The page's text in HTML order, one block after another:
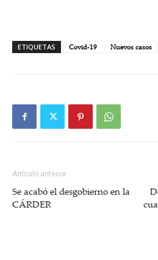
ETIQUETAS Covid-19 Nuevos casos
Artículo anterior
Se acabó el desgobierno en la
CÁRDER